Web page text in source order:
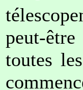
peut-
toutes